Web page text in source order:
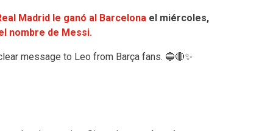
Madrid le ganó al Barcelona el miércoles,
nombre de Messi.
message to Leo from Barça fans. 🔵🔴✨